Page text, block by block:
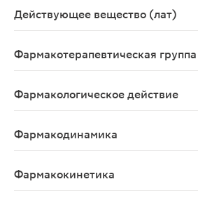
Действующее вещество (лат)
Фармакотерапевтическая группа
Фармакологическое действие
Фармакодинамика
Фармакокинетика